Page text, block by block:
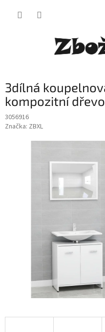
3dílná
kompozitní
3056916
Značka: ZBXL